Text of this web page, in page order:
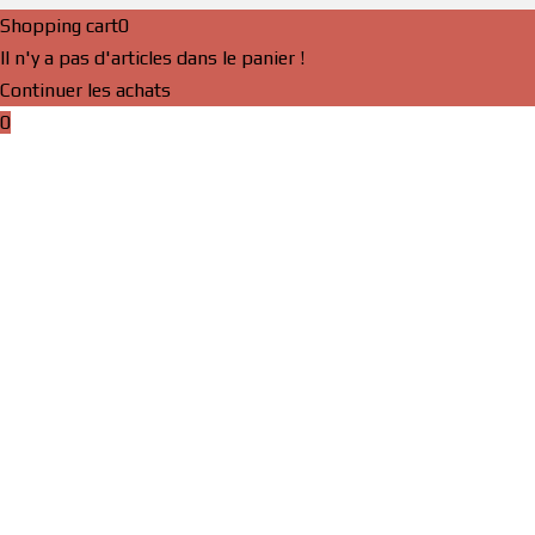
Shopping cart0
Il n'y a pas d'articles dans le panier !
Continuer les achats
0